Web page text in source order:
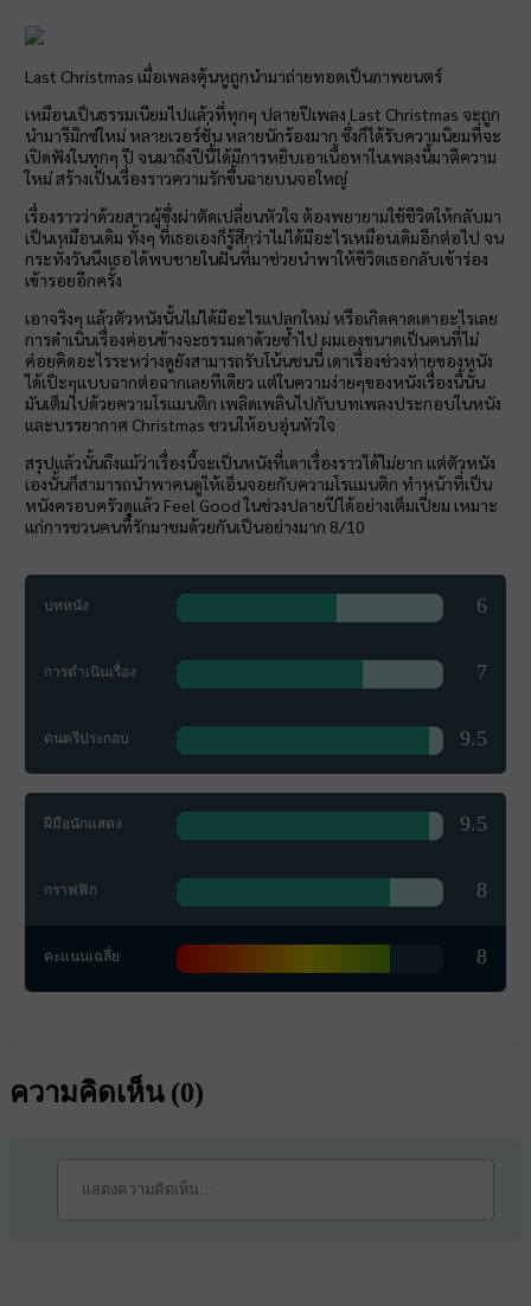
Last Christmas เมื่อเพลงคุ้นหูถูกนำมาถ่ายทอดเป็นภาพยนตร์
เหมือนเป็นธรรมเนียมไปแล้วที่ทุกๆ ปลายปีเพลง Last Christmas จะถูก
นำมารีมิกซ์ใหม่ หลายเวอร์ชั่น หลายนักร้องมาก ซึ่งก็ได้รับความนิยมที่จะ
เปิดฟังในทุกๆ ปี จนมาถึงปีนี้ได้มีการหยิบเอาเนื้อหาในเพลงนี้มาตีความ
ใหม่ สร้างเป็นเรื่องราวความรักขึ้นฉายบนจอใหญ่
เรื่องราวว่าด้วยสาวผู้ซึ่งผ่าตัดเปลี่ยนหัวใจ ต้องพยายามใช้ชีวิตให้กลับมา
เป็นเหมือนเดิม ทั้งๆ ที่เธอเองก็รู้สึกว่าไม่ได้มีอะไรเหมือนเดิมอีกต่อไป จน
กระทั่งวันนึงเธอได้พบชายในฝันที่มาช่วยนำพาให้ชีวิตเธอกลับเข้าร่อง
เข้ารอยอีกครั้ง
เอาจริงๆ แล้วตัวหนังนั้นไม่ได้มีอะไรแปลกใหม่ หรือเกิดคาดเดาอะไรเลย
การดำเนินเรื่องค่อนข้างจะธรรมดาด้วยซ้ำไป ผมเองขนาดเป็นคนที่ไม่
ค่อยคิดอะไรระหว่างดูยังสามารถรับโน้นชนนี่ เดาเรื่องช่วงท่ายของหนัง
ได้เป๊ะๆแบบฉากต่อฉากเลยทีเดียว แต่ในความง่ายๆของหนังเรื่องนี้นั้น
มันเต็มไปด้วยความโรแมนติก เพลิดเพลินไปกับบทเพลงประกอบในหนัง
และบรรยากาศ Christmas ชวนให้อบอุ่นหัวใจ
สรุปแล้วนั้นถึงแม้ว่าเรื่องนี้จะเป็นหนังที่เดาเรื่องราวได้ไม่ยาก แต่ตัวหนัง
เองนั้นก็สามารถนำพาคนดูให้เอ็นจอยกับความโรแมนติก ทำหน้าที่เป็น
หนังครอบครัวดูแล้ว Feel Good ในช่วงปลายปีได้อย่างเต็มเปี่ยม เหมาะ
แก่การชวนคนที่รักมาชมด้วยกันเป็นอย่างมาก 8/10
บทหนัง 6
การดำเนินเรื่อง 7
ดนตรีประกอบ 9.5
ฝีมือนักแสดง 9.5
กราฟฟิก 8
คะแนนเฉลี่ย 8
ความคิดเห็น (0)